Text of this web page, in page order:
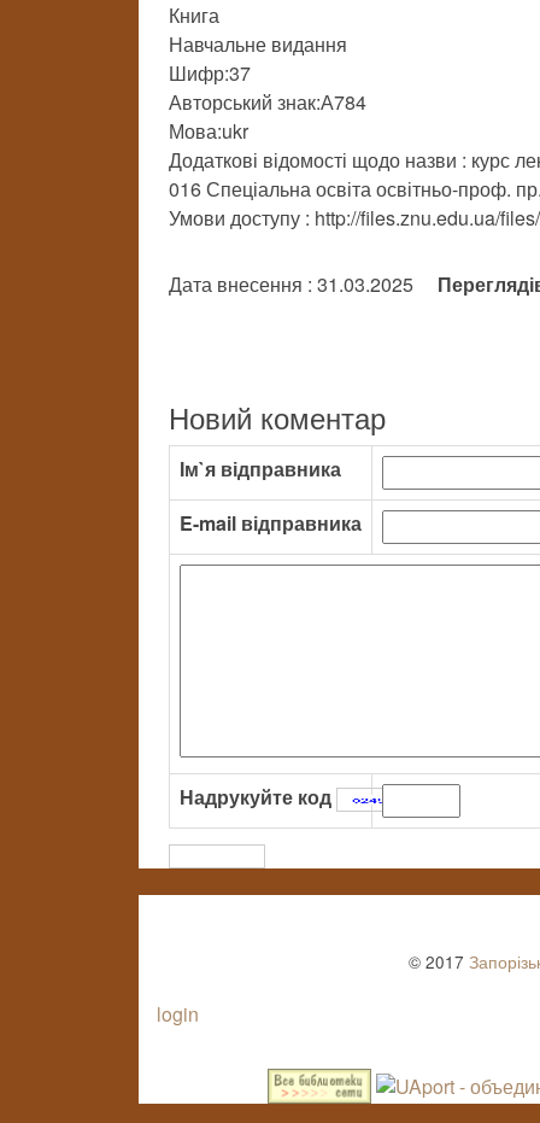
Книга
Навчальне видання
Шифр:37
Авторський знак:А784
Мова:ukr
Додаткові відомості щодо назви : курс
016 Спеціальна освіта освітньо-проф.
Умови доступу : http://files.znu.edu.ua/
Дата внесення : 31.03.2025
Новий коментар
Ім`я відправника
E-mail відправника
Надрукуйте код
© 2017
login